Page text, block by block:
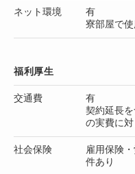
ネット環境
有
寮部屋で
福利厚生
交通費
有
契約延長
の実費に
社会保険
雇用保険
件あり